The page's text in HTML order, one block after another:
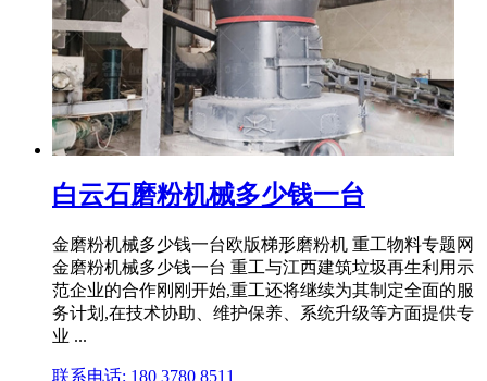
白云石磨粉机械多少钱一台
金磨粉机械多少钱一台欧版梯形磨粉机 重工物料专题网
金磨粉机械多少钱一台 重工与江西建筑垃圾再生利用示
范企业的合作刚刚开始,重工还将继续为其制定全面的服
务计划,在技术协助、维护保养、系统升级等方面提供专
业 ...
联系电话: 180 3780 8511